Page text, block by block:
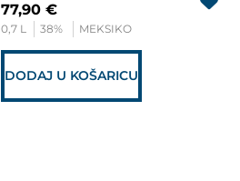
77,90€
0,7 L 38% MEKSIKO
DODAJ U KOŠARICU